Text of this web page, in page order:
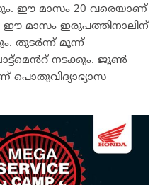
ഈ മാസം 20 വരെയാണ്
മാസം ഇരുപത്തിനാലിന്
തുടർന്ന് മൂന്ന്
നടക്കും. ജൂൺ
പൊതുവിദ്യാഭ്യാസ